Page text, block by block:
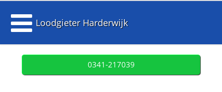
Loodgieter Harderwijk
0341-217039